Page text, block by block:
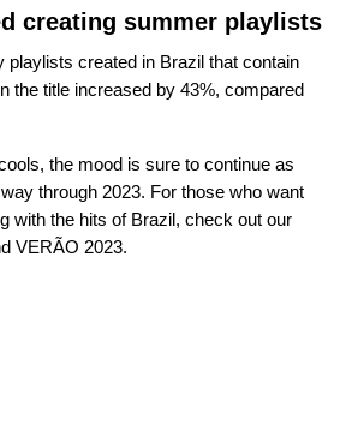
creating summer playlists
playlists created in Brazil that contain
the title increased by 43%, compared
the mood is sure to continue as
through 2023. For those who want
with the hits of Brazil, check out our
VERÃO 2023.